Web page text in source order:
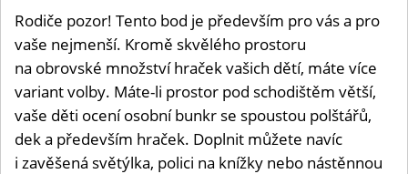
Rodiče pozor! Tento bod je především pro vás a pro
vaše nejmenší. Kromě skvělého prostoru
na obrovské množství hraček vašich dětí, máte více
variant volby. Máte-li prostor pod schodištěm větší,
vaše děti ocení osobní bunkr se spoustou polštářů,
dek a především hraček. Doplnit můžete navíc
i zavěšená světýlka, polici na knížky nebo nástěnnou